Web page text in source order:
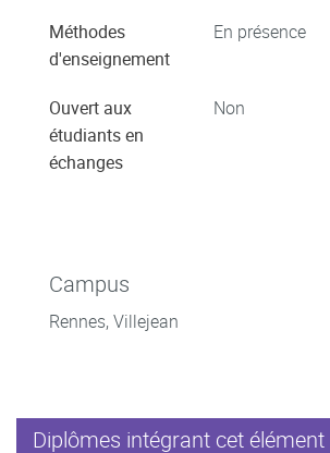
Méthodes
d'enseignement
En présence
Ouvert aux
étudiants en
échanges
Non
Campus
Rennes, Villejean
Diplômes intégrant cet élément